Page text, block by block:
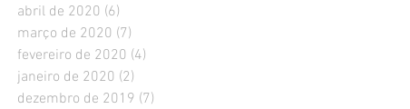
abril de 2020 (6)
março de 2020 (7)
fevereiro de 2020 (4)
janeiro de 2020 (2)
dezembro de 2019 (7)